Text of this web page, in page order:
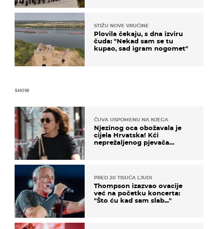
STIŽU NOVE VRUĆINE
Plovila čekaju, s dna izviru
čuda: "Nekad sam se tu
kupao, sad igram nogomet"
SHOW
ČUVA USPOMENU NA NJEGA
Njezinog oca obožavala je
cijela Hrvatska! Kći
neprežaljenog pjevača
PRED 20 TISUĆA LJUDI
Thompson izazvao ovacije
već na početku koncerta:
"Što ću kad sam slab..."